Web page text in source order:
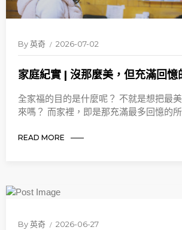
By英奇 2026-07-02
家庭紀實 | 沒那麼美，但充滿回憶
全家福的目的是什麼呢？ 不就是想把最
來嗎？ 而家裡，即是那充滿最多回憶的所
READ MORE
By英奇 2026-06-27